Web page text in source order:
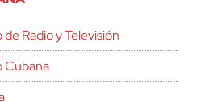
Radio y Televisión
Cubana